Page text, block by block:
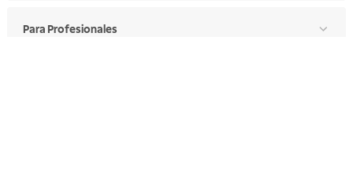
Para Profesionales